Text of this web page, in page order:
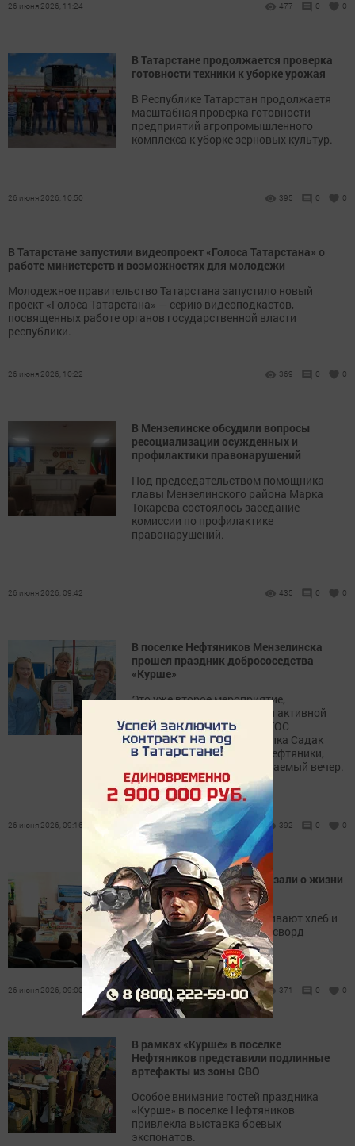
26 июня 2026, 11:24 477 0 0
В Татарстане продолжается проверка
готовности техники к уборке урожая
В Республике Татарстан продолжаетя
масштабная проверка готовности
предприятий агропромышленного
комплекса к уборке зерновых культур.
26 июня 2026, 10:50 395 0 0
В Татарстане запустили видеопроект «Голоса Татарстана» о
работе министерств и возможностях для молодежи
Молодежное правительство Татарстана запустило новый
проект «Голоса Татарстана» — серию видеоподкастов,
посвященных работе органов государственной власти
республики.
26 июня 2026, 10:22 369 0 0
В Мензелинске обсудили вопросы
ресоциализации осужденных и
профилактики правонарушений
Под председательством помощника
главы Мензелинского района Марка
Токарева состоялось заседание
комиссии по профилактике
правонарушений.
26 июня 2026, 09:42 435 0 0
В поселке Нефтяников Мензелинска
прошел праздник добрососедства
«Курше»
Это уже второе мероприятие,
организованное дружной и активной
командой руководителей ТОС
Мензелинска — после поселка Садак
эстафету добра приняли Нефтяники,
подарив жителям незабываемый вечер.
26 июня 2026, 09:16 392 0 0
В Кадрякове детям рассказали о жизни
села
Ребята узнали, как выращивают хлеб и
решали тематический кроссворд
26 июня 2026, 09:00 371 0 0
В рамках «Курше» в поселке
Нефтяников представили подлинные
артефакты из зоны СВО
Особое внимание гостей праздника
«Курше» в поселке Нефтяников
привлекла выставка боевых
экспонатов.